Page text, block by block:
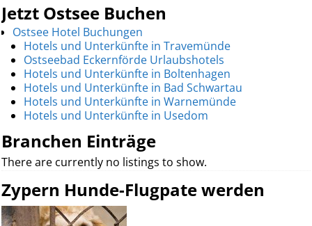
Jetzt Ostsee Buchen
Ostsee Hotel Buchungen
Hotels und Unterkünfte in Travemünde
Ostseebad Eckernförde Urlaubshotels
Hotels und Unterkünfte in Boltenhagen
Hotels und Unterkünfte in Bad Schwartau
Hotels und Unterkünfte in Warnemünde
Hotels und Unterkünfte in Usedom
Branchen Einträge
There are currently no listings to show.
Zypern Hunde-Flugpate werden